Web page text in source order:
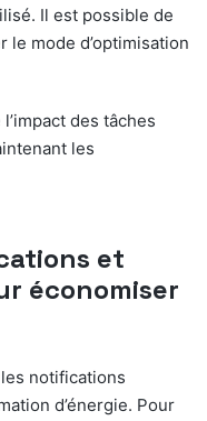
Il est possible de
le mode d’optimisation
des tâches
les
et
économiser
notifications
d’énergie. Pour